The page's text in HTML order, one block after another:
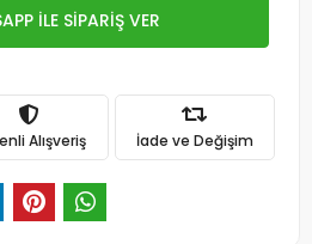
İLE SİPARİŞ VER
Alışveriş İade ve Değişim